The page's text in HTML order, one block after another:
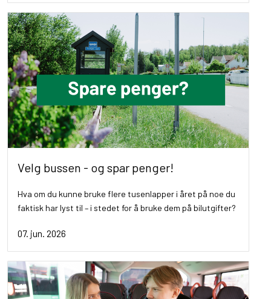
Velg bussen - og spar penger!
Hva om du kunne bruke flere tusenlapper i året på noe du
faktisk har lyst til – i stedet for å bruke dem på bilutgifter?
07. jun. 2026